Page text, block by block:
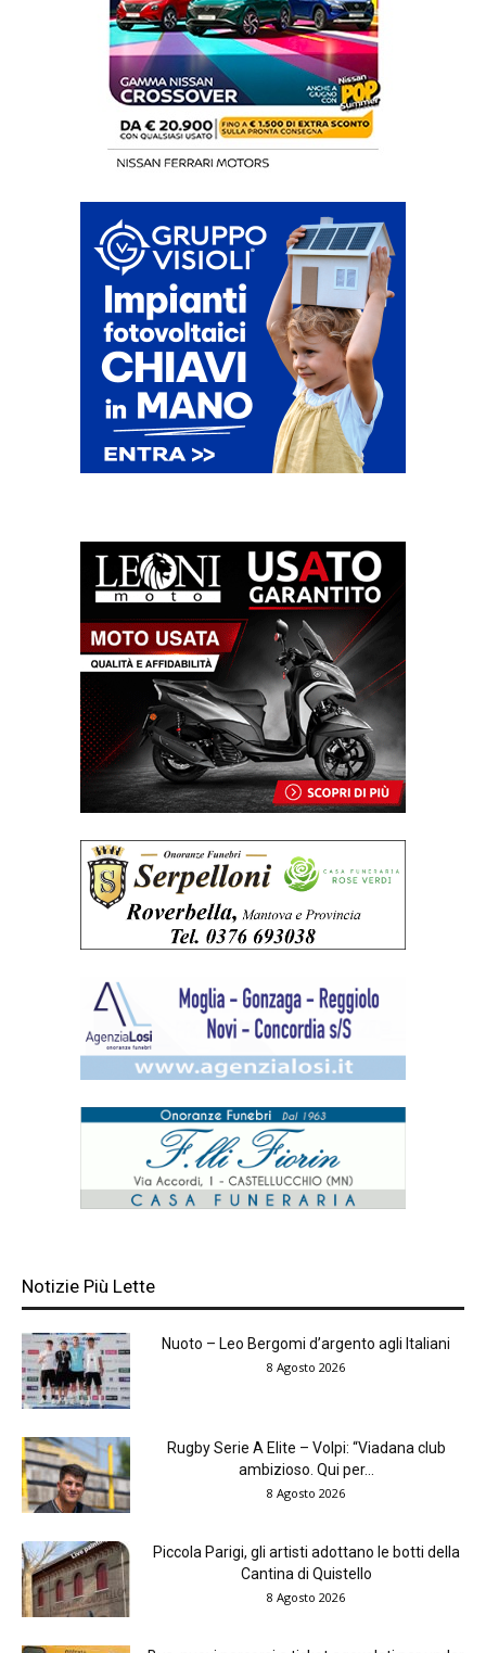
Notizie Più Lette
Nuoto – Leo Bergomi d’argento agli Italiani
8 Agosto 2026
Rugby Serie A Elite – Volpi: “Viadana club
ambizioso. Qui per...
8 Agosto 2026
Piccola Parigi, gli artisti adottano le botti della
Cantina di Quistello
8 Agosto 2026